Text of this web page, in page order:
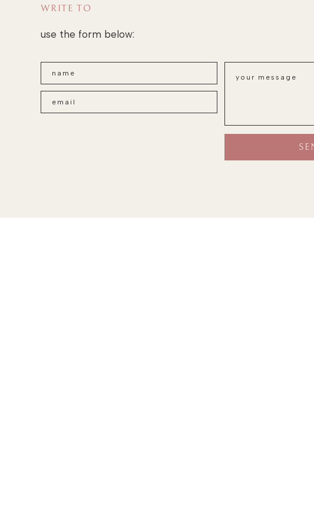
WRITE TO
use the form below: